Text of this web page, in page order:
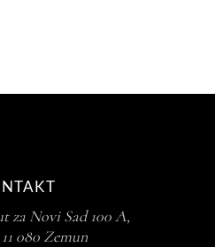
za Novi Sad 100 A,
080 Zemun